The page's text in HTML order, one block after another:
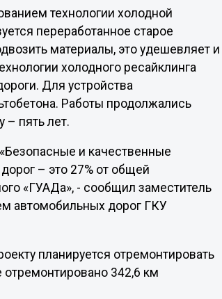
технологии холодной
переработанное старое
материалы, это удешевляет и
холодного ресайклинга
Для устройства
Работы продолжались
– пять лет.
и качественные
– это 27% от общей
«ГУАДа», - сообщил заместитель
автомобильных дорог ГКУ
планируется отремонтировать
342,6 км